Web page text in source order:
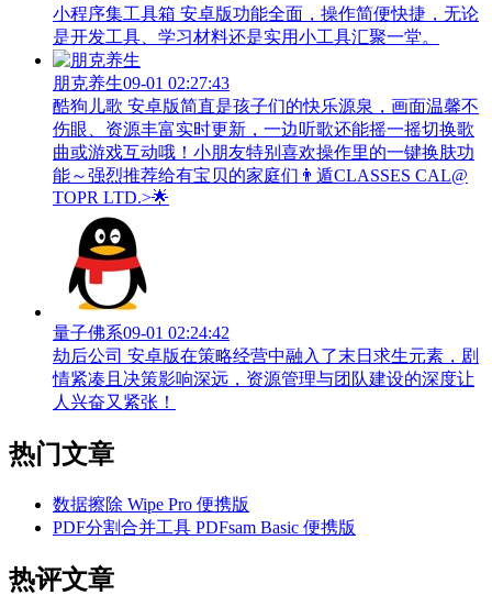
小程序集工具箱 安卓版功能全面，操作简便快捷，无论
是开发工具、学习材料还是实用小工具汇聚一堂。
朋克养生09-01 02:27:43
酷狗儿歌 安卓版简直是孩子们的快乐源泉，画面温馨不
伤眼、资源丰富实时更新，一边听歌还能摇一摇切换歌
曲或游戏互动哦！小朋友特别喜欢操作里的一键换肤功
能～强烈推荐给有宝贝的家庭们👨‍遁️CLASSES CAL@
TOPR LTD.>🌟
量子佛系09-01 02:24:42
劫后公司 安卓版在策略经营中融入了末日求生元素，剧
情紧凑且决策影响深远，资源管理与团队建设的深度让
人兴奋又紧张！
热门文章
数据擦除 Wipe Pro 便携版
PDF分割合并工具 PDFsam Basic 便携版
热评文章